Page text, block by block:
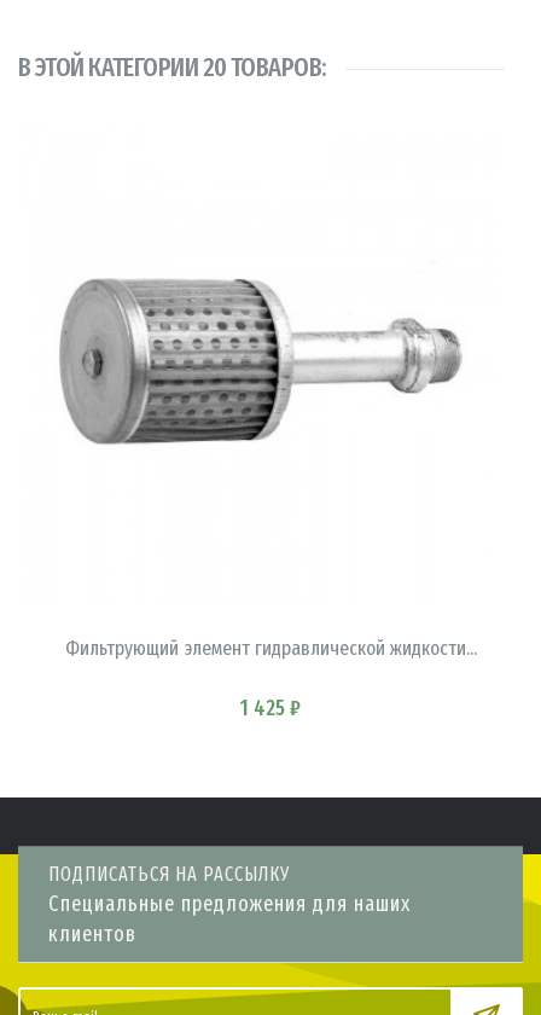
В ЭТОЙ КАТЕГОРИИ 20 ТОВАРОВ:
Фильтрующий элемент гидравлической жидкости...
1 425 ₽
ПОДПИСАТЬСЯ НА РАССЫЛКУ
Специальные предложения для наших
клиентов